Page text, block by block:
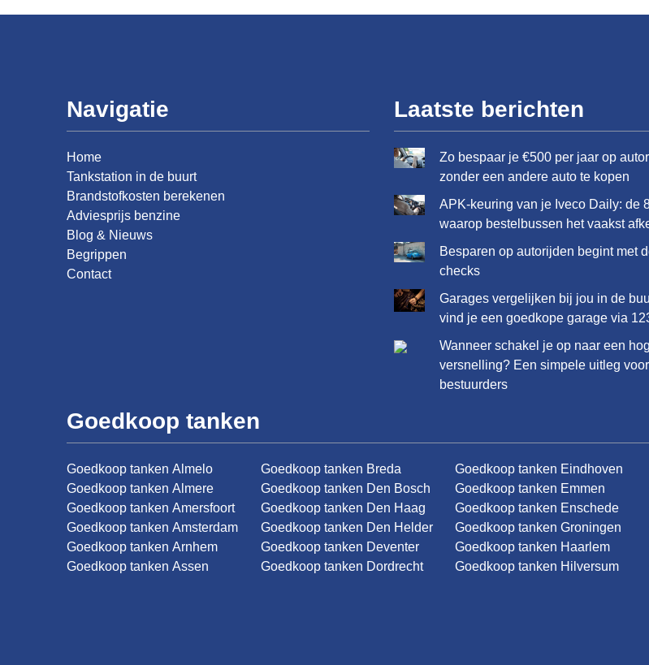
Navigatie
Home
Tankstation in de buurt
Brandstofkosten berekenen
Adviesprijs benzine
Blog & Nieuws
Begrippen
Contact
Laatste berichten
Zo bespaar je €500 per jaar op
zonder een andere auto te kopen
APK-keuring van je Iveco Daily: de
waarop bestelbussen het vaakst
Besparen op autorijden begint met
checks
Garages vergelijken bij jou in de
vind je een goedkope garage via
Wanneer schakel je op naar een
versnelling? Een simpele uitleg
bestuurders
Goedkoop tanken
Goedkoop tanken Almelo
Goedkoop tanken Almere
Goedkoop tanken Amersfoort
Goedkoop tanken Amsterdam
Goedkoop tanken Arnhem
Goedkoop tanken Assen
Goedkoop tanken Breda
Goedkoop tanken Den Bosch
Goedkoop tanken Den Haag
Goedkoop tanken Den Helder
Goedkoop tanken Deventer
Goedkoop tanken Dordrecht
Goedkoop tanken Eindhoven
Goedkoop tanken Emmen
Goedkoop tanken Enschede
Goedkoop tanken Groningen
Goedkoop tanken Haarlem
Goedkoop tanken Hilversum